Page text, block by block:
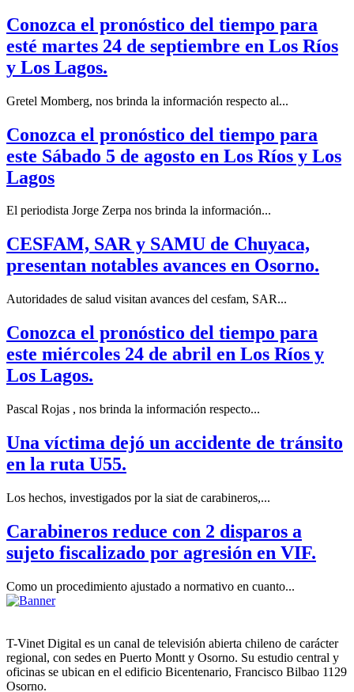
Conozca el pronóstico del tiempo para
esté martes 24 de septiembre en Los Ríos
y Los Lagos.
Gretel Momberg, nos brinda la información respecto al...
Conozca el pronóstico del tiempo para
este Sábado 5 de agosto en Los Ríos y Los
Lagos
El periodista Jorge Zerpa nos brinda la información...
CESFAM, SAR y SAMU de Chuyaca,
presentan notables avances en Osorno.
Autoridades de salud visitan avances del cesfam, SAR...
Conozca el pronóstico del tiempo para
este miércoles 24 de abril en Los Ríos y
Los Lagos.
Pascal Rojas , nos brinda la información respecto...
Una víctima dejó un accidente de tránsito
en la ruta U55.
Los hechos, investigados por la siat de carabineros,...
Carabineros reduce con 2 disparos a
sujeto fiscalizado por agresión en VIF.
Como un procedimiento ajustado a normativo en cuanto...
T-Vinet Digital es un canal de televisión abierta chileno de carácter
regional, con sedes en Puerto Montt y Osorno. Su estudio central y
oficinas se ubican en el edificio Bicentenario, Francisco Bilbao 1129
Osorno.